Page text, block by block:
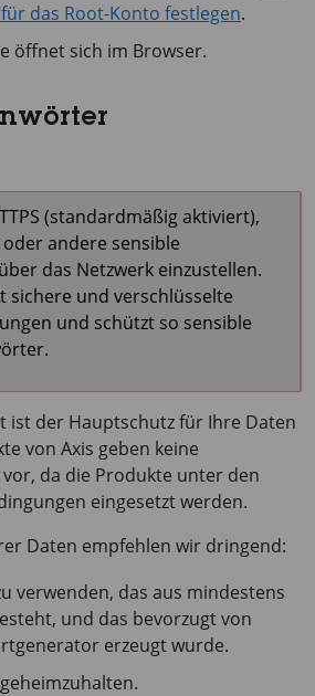
das Root-Konto festlegen.
öffnet sich im Browser.
(standardmäßig aktiviert),
andere sensible
das Netzwerk einzustellen.
sichere und verschlüsselte
und schützt so sensible
ist der Hauptschutz für Ihre Daten
von Axis geben keine
da die Produkte unter den
eingesetzt werden.
Daten empfehlen wir dringend:
verwenden, das aus mindestens
und das bevorzugt von
erzeugt wurde.